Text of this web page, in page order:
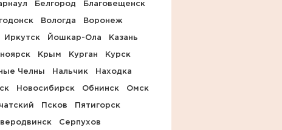
Белгород Благовещенск
Вологда Воронеж
Иркутск Йошкар-Ола Казань
Крым Курган Курск
Челны Нальчик Находка
Новосибирск Обнинск Омск
Псков Пятигорск
Серпухов